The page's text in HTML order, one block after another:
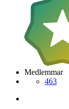
Medlemmar
463